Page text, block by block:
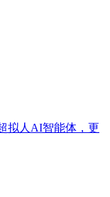
拟人AI智能体，更